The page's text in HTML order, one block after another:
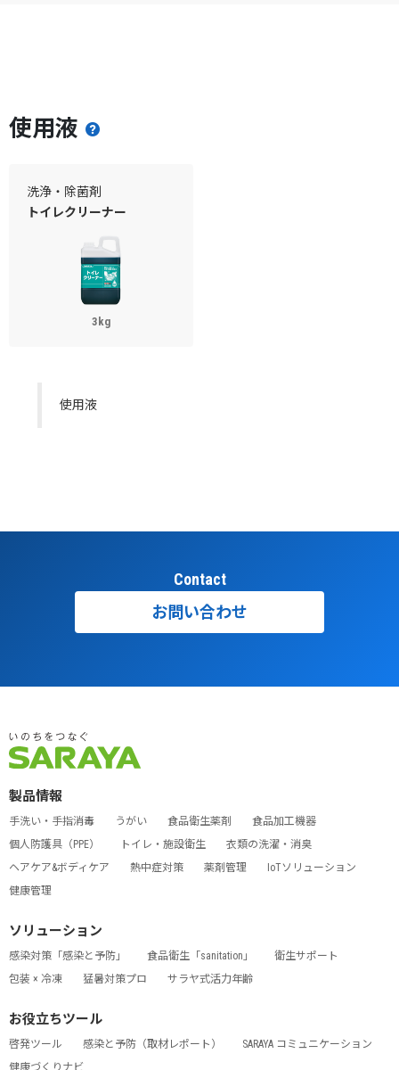
使用液
洗浄・除菌剤
トイレクリーナー
3kg
使用液
Contact
お問い合わせ
製品情報
手洗い・手指消毒 うがい 食品衛生薬剤
食品加工機器
個人防護具（PPE）
トイレ・施設衛生
衣類の洗濯・消臭
ヘアケア&ボディケア
熱中症対策 薬剤管理
IoTソリューション
健康管理
ソリューション
感染対策「感染と予防」 食品衛生「sanitation」
衛生サポート
包装 × 冷凍
猛暑対策プロ サラヤ式活力年齢
お役立ちツール
啓発ツール 感染と予防（取材レポート）
SARAYA コミュニケーション
健康づくりナビ